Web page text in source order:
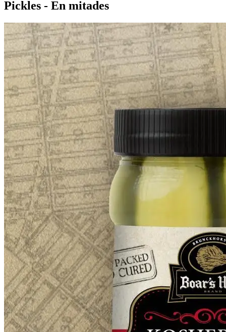
Pickles - En mitades